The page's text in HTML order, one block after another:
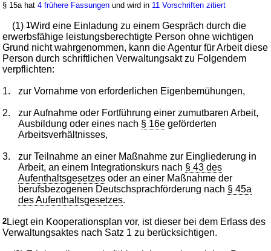
§ 15a hat4 frühere Fassungen und wird in 11 Vorschriften zitiert
(1)1Wird eine Einladung zu einem Gespräch durch die
erwerbsfähige leistungsberechtigte Person ohne wichtigen
Grund nicht wahrgenommen, kann die Agentur für Arbeit diese
Person durch schriftlichen Verwaltungsakt zu Folgendem
verpflichten:
1. zur Vornahme von erforderlichen Eigenbemühungen,
2.
zur Aufnahme oder Fortführung einer zumutbaren Arbeit,
Ausbildung oder eines nach § 16e geförderten
Arbeitsverhältnisses,
3.
zur Teilnahme an einer Maßnahme zur Eingliederung in
Arbeit, an einem Integrationskurs nach § 43 des
Aufenthaltsgesetzes oder an einer Maßnahme der
berufsbezogenen Deutschsprachförderung nach § 45a
des Aufenthaltsgesetzes.
2 Liegt ein Kooperationsplan vor, ist dieser bei dem Erlass des
Verwaltungsaktes nach Satz 1 zu berücksichtigen.